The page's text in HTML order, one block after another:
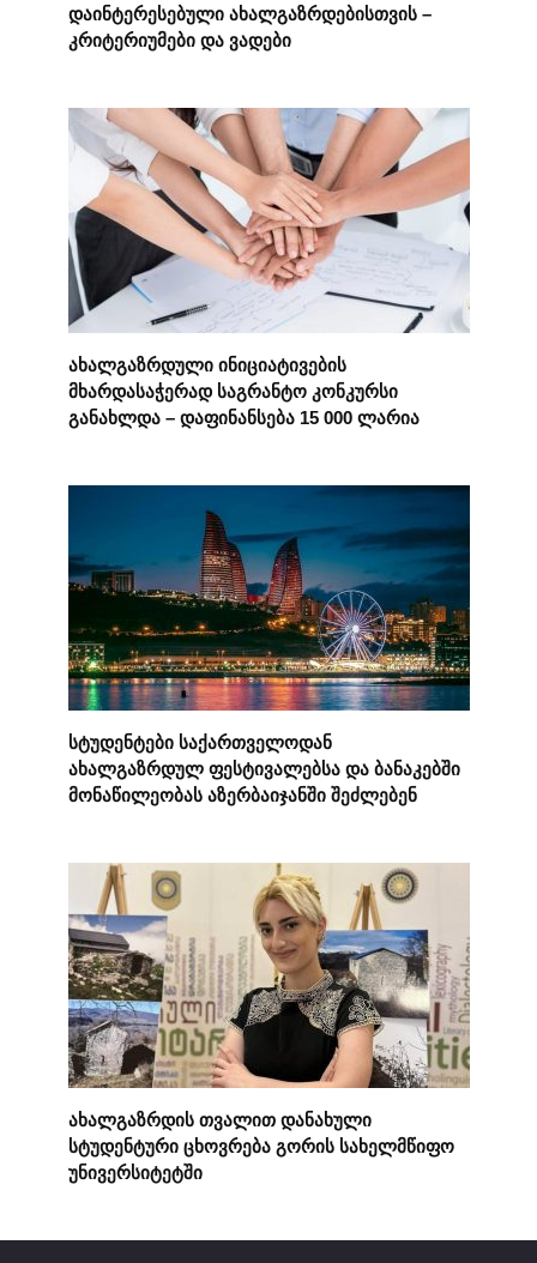
დაინტერესებული ახალგაზრდებისთვის –
კრიტერიუმები და ვადები
ახალგაზრდული ინიციატივების
მხარდასაჭერად საგრანტო კონკურსი
განახლდა – დაფინანსება 15 000 ლარია
სტუდენტები საქართველოდან
ახალგაზრდულ ფესტივალებსა და ბანაკებში
მონაწილეობას აზერბაიჯანში შეძლებენ
ახალგაზრდის თვალით დანახული
სტუდენტური ცხოვრება გორის სახელმწიფო
უნივერსიტეტში